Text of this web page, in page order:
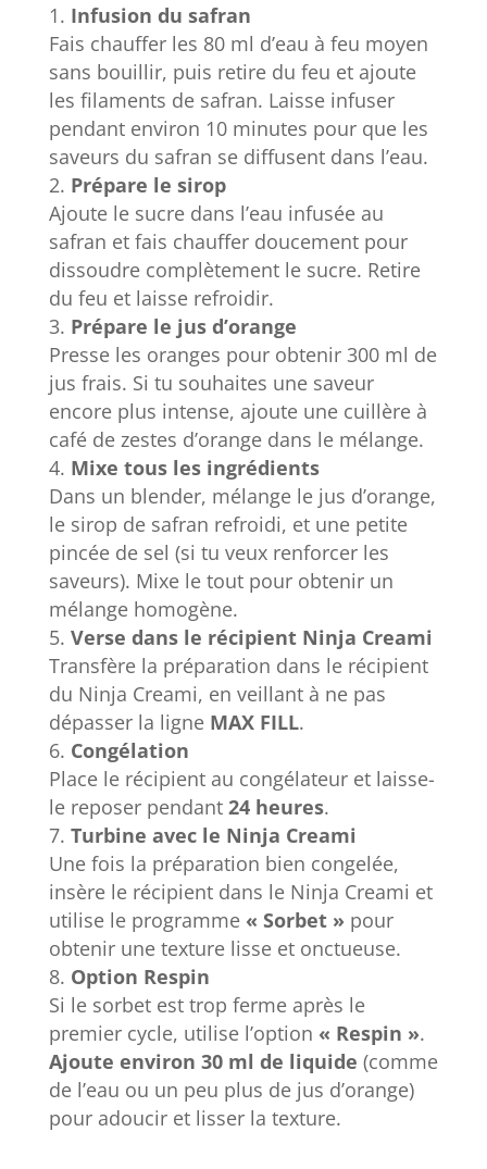
Infusion du safran
Fais chauffer les 80 ml d’eau à feu moyen
sans bouillir, puis retire du feu et ajoute
les filaments de safran. Laisse infuser
pendant environ 10 minutes pour que les
saveurs du safran se diffusent dans l’eau.
Prépare le sirop
Ajoute le sucre dans l’eau infusée au
safran et fais chauffer doucement pour
dissoudre complètement le sucre. Retire
du feu et laisse refroidir.
Prépare le jus d’orange
Presse les oranges pour obtenir 300 ml de
jus frais. Si tu souhaites une saveur
encore plus intense, ajoute une cuillère à
café de zestes d’orange dans le mélange.
Mixe tous les ingrédients
Dans un blender, mélange le jus d’orange,
le sirop de safran refroidi, et une petite
pincée de sel (si tu veux renforcer les
saveurs). Mixe le tout pour obtenir un
mélange homogène.
Verse dans le récipient Ninja Creami
Transfère la préparation dans le récipient
du Ninja Creami, en veillant à ne pas
dépasser la ligne MAX FILL.
Congélation
Place le récipient au congélateur et laisse-
le reposer pendant 24 heures.
Turbine avec le Ninja Creami
Une fois la préparation bien congelée,
insère le récipient dans le Ninja Creami et
utilise le programme « Sorbet » pour
obtenir une texture lisse et onctueuse.
Option Respin
Si le sorbet est trop ferme après le
premier cycle, utilise l’option « Respin ».
Ajoute environ 30 ml de liquide (comme
de l’eau ou un peu plus de jus d’orange)
pour adoucir et lisser la texture.